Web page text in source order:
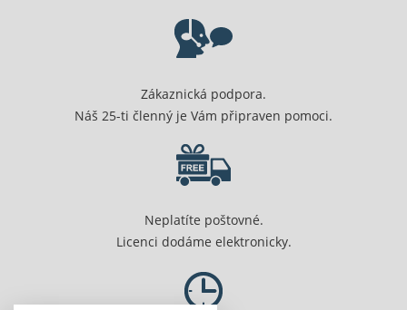
Zákaznická podpora.
Náš 25-ti členný je Vám připraven pomoci.
Neplatíte poštovné.
Licenci dodáme elektronicky.